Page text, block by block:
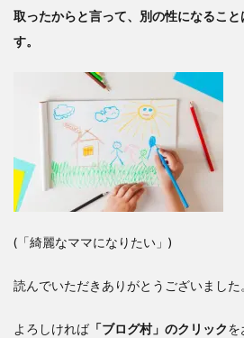
取ったからと言って、別の性になるこ
す。
(「綺麗なママになりたい」)
読んでいただきありがとうございました
よろしければ 「ブログ村」のクリックを